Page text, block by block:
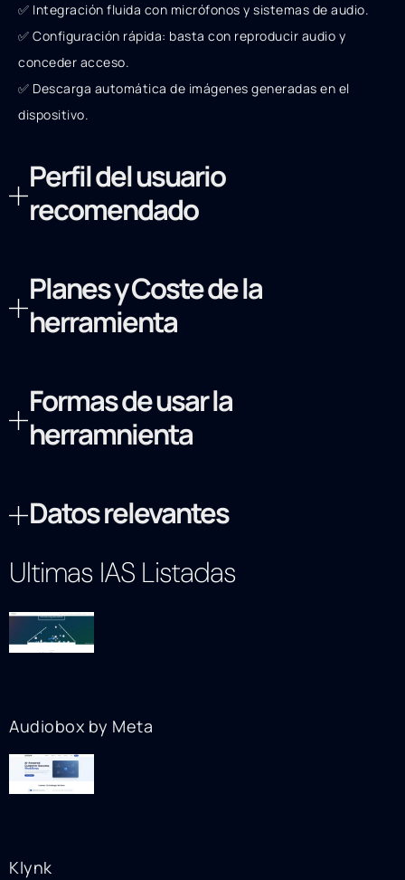
✅ Integración fluida con micrófonos y sistemas de audio.
✅ Configuración rápida: basta con reproducir audio y
conceder acceso.
✅ Descarga automática de imágenes generadas en el
dispositivo.
Perfil del usuario
recomendado
Planes y Coste de la
herramienta
Formas de usar la
herramnienta
Datos relevantes
Ultimas IAS Listadas
Audiobox by Meta
Klynk